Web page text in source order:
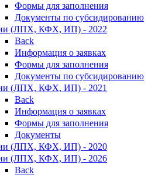
Формы для заполнения
Документы по субсидированию
(ЛПХ, КФХ, ИП) - 2022
Back
Информация о заявках
Формы для заполнения
Документы по субсидированию
(ЛПХ, КФХ, ИП) - 2021
Back
Информация о заявках
Формы для заполнения
Документы
(ЛПХ, КФХ, ИП) - 2020
(ЛПХ, КФХ, ИП) - 2026
Back